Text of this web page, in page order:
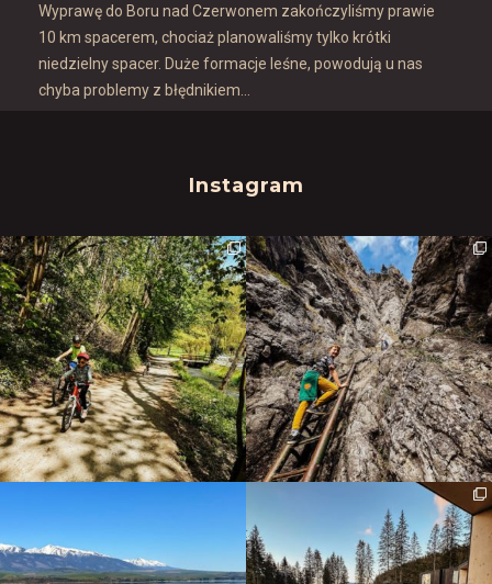
Wyprawę do Boru nad Czerwonem zakończyliśmy prawie
10 km spacerem, chociaż planowaliśmy tylko krótki
niedzielny spacer. Duże formacje leśne, powodują u nas
chyba problemy z błędnikiem...
Instagram